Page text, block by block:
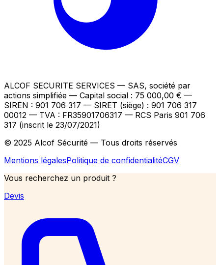
ALCOF SECURITE SERVICES — SAS, société par
actions simplifiée — Capital social : 75 000,00 € —
SIREN : 901 706 317 — SIRET (siège) : 901 706 317
00012 — TVA : FR35901706317 — RCS Paris 901 706
317 (inscrit le 23/07/2021)
© 2025 Alcof Sécurité — Tous droits réservés
Mentions légalesPolitique de confidentialitéCGV
Vous recherchez un produit ?
Devis